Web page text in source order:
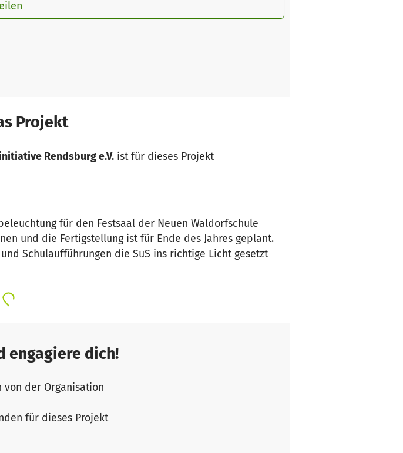
Projekt
Rendsburg e.V.ist für dieses Projekt
für den Festsaal der Neuen Waldorfschule
und die Fertigstellung ist für Ende des Jahres geplant.
Schulaufführungen die SuS ins richtige Licht gesetzt
engagiere dich!
von der Organisation
für dieses Projekt